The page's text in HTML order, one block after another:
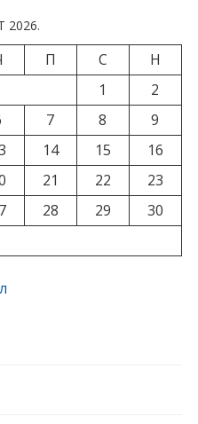
2026.
П С
Н
1
2
7 8
9
14 15
16
21 22
23
28 29
30